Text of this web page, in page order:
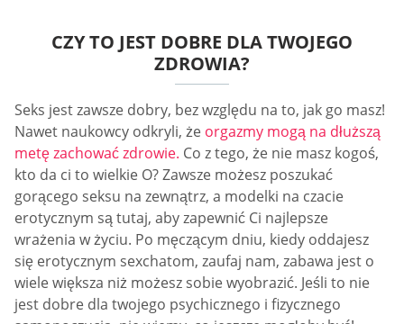
CZY TO JEST DOBRE DLA TWOJEGO
ZDROWIA?
Seks jest zawsze dobry, bez względu na to, jak go masz!
Nawet naukowcy odkryli, że orgazmy mogą na dłuższą
metę zachować zdrowie. Co z tego, że nie masz kogoś,
kto da ci to wielkie O? Zawsze możesz poszukać
gorącego seksu na zewnątrz, a modelki na czacie
erotycznym są tutaj, aby zapewnić Ci najlepsze
wrażenia w życiu. Po męczącym dniu, kiedy oddajesz
się erotycznym sexchatom, zaufaj nam, zabawa jest o
wiele większa niż możesz sobie wyobrazić. Jeśli to nie
jest dobre dla twojego psychicznego i fizycznego